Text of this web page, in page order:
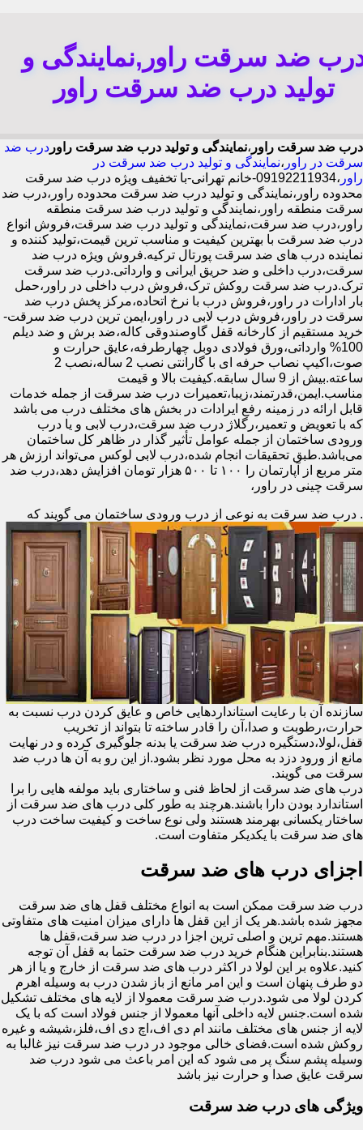
ضد سرقت راور,نمایندگی و
تولید درب ضد سرقت راور
درب ضد سرقت راور ،نمایندگی و تولید درب ضد سرقت راور درب ضد
سرقت در راور ،نمایندگی و تولید درب ضد سرقت در
راور
،09192211934-خانم تهرانی-با تخفیف ویژه درب ضد سرقت
محدوده راور،نمایندگی و تولید درب ضد سرقت محدوده راور،درب ضد
سرقت منطقه راور،نمایندگی و تولید درب ضد سرقت منطقه
راور،درب ضد سرقت،نمایندگی و تولید درب ضد سرقت،فروش انواع
درب ضد سرقت با بهترین کیفیت و مناسب ترین قیمت،تولید کننده و
نماینده درب های ضد سرقت پورتال ترکیه.فروش ویژه درب ضد
سرقت،درب داخلی و ضد حریق ایرانی و وارداتی.درب ضد سرقت
ترک.درب ضد سرقت روکش ترک،فروش درب داخلی در راور،حمل
بار ادارات در راور،فروش درب با نرخ اتحاده،مرکز پخش درب ضد
سرقت در راور،فروش درب لابی در راور،ایمن ترین درب ضد سرقت-
خرید مستقیم از کارخانه قفل گاوصندوقی کاله،ضد برش و ضد دیلم
100% وارداتی،ورق فولادی دوبل چهارطرفه،عایق حرارت و
صوت،اکیپ نصاب حرفه ای با گارانتی نصب 2 ساله،نصب 2
ساعته.بیش از 9 سال سابقه.کیفیت بالا و قیمت
مناسب.ایمن،قدرتمند،زیبا،تعمیرات درب ضد سرقت از جمله خدمات
قابل ارائه در زمینه رفع ایرادات در بخش های مختلف درب می باشد
که با تعویض و تعمیر،رگلاژ درب ضد سرقت،درب لابی و یا درب
ورودی ساختمان از جمله عوامل تأثیر گذار در ظاهر کل ساختمان
می‌باشد.طبق تحقیقات انجام شده،درب لابی لوکس می‌تواند ارزش هر
متر مربع از آپارتمان را ۱۰۰ تا ۵۰۰ هزار تومان افزایش دهد،درب ضد
سرقت چینی در راور،
. درب ضد سرقت به نوعی از درب ورودی ساختمان می گویند که
سازنده آن با رعایت استانداردهایی خاص و عایق کردن درب نسبت به
حرارت،رطوبت و صدا،آن را قادر ساخته تا بتواند از تخریب
قفل،لولا،دستگیره درب ضد سرقت یا بدنه جلوگیری کرده و در نهایت
مانع از ورود دزد به محل مورد نظر بشود.از این رو به آن ها درب ضد
سرقت می گویند.
درب های ضد سرقت از لحاظ فنی و ساختاری باید مولفه هایی را برا
استاندارد بودن دارا باشند.هرچند به طور کلی درب های ضد سرقت از
ساختار یکسانی بهرمند هستند ولی نوع ساخت و کیفیت ساخت درب
های ضد سرقت با یکدیکر متفاوت است.
اجزای درب های ضد سرقت
درب ضد سرقت ممکن است به انواع مختلف قفل های ضد سرقت
مجهز شده باشد.هر یک از این قفل ها دارای میزان امنیت های متفاوتی
هستند.مهم ترین و اصلی ترین اجزا در درب ضد سرقت،قفل ها
هستند.بنابراین هنگام خرید درب ضد سرقت حتما به قفل آن توجه
کنید.علاوه بر این لولا در اکثر درب های ضد سرقت از خارج و یا از هر
دو طرف پنهان است و این امر مانع از باز شدن درب به وسیله اهرم
کردن لولا می شود.درب ضد سرقت معمولا از لایه های مختلف تشکیل
شده است.جنس لایه داخلی آنها معمولا از جنس فولاد است که با یک
لایه از جنس های مختلف مانند ام دی اف،اچ دی اف،فلز،شیشه و غیره
روکش شده است.فضای خالی موجود در درب ضد سرقت نیز غالبا به
وسیله پشم سنگ پر می شود که این امر باعث می شود درب ضد
سرقت عایق صدا و حرارت نیز باشد
ویژگی های درب ضد سرقت